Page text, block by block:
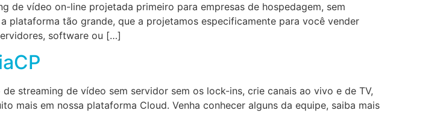
de vídeo on-line projetada primeiro para empresas de hospedagem, sem
plataforma tão grande, que a projetamos especificamente para você vender
software ou […]
streaming de vídeo sem servidor sem os lock-ins, crie canais ao vivo e de TV,
mais em nossa plataforma Cloud. Venha conhecer alguns da equipe, saiba mais